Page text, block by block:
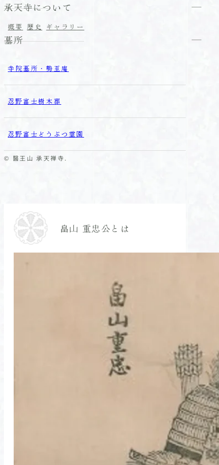
承天寺について
概要 歴史 ギャラリー
墓所
寺院墓所・勢至庵
忍野富士樹木葬
忍野富士どうぶつ霊園
© 醫王山 承天禅寺.
畠山 重忠公とは